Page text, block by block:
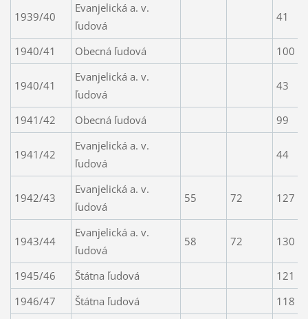
1939/40
Evanjelická a. v.
ľudová
41
1940/41 Obecná ľudová 100
1940/41
Evanjelická a. v.
ľudová
43
1941/42 Obecná ľudová 99
1941/42
Evanjelická a. v.
ľudová
44
1942/43
Evanjelická a. v.
ľudová
55 72 127
1943/44
Evanjelická a. v.
ľudová
58 72 130
1945/46 Štátna ľudová
121
1946/47
Štátna ľudová
118